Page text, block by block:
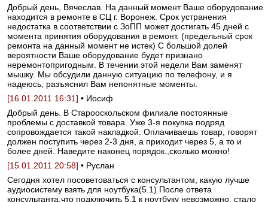
Добрый день, Вячеслав. На данный момент Ваше оборудование
находится в ремонте в СЦ г. Воронеж. Срок устранения
недостатка в соответствии с ЗоПП может достигать 45 дней с
момента принятия оборудования в ремонт. (предельный срок
ремонта на данный момент не истек) С большой долей
вероятности Ваше оборудование будет признано
неремонтопригодным. В течении этой недели Вам заменят
мышку. Мы обсудили данную ситуацию по телефону, и я
надеюсь, разъяснил Вам непонятные моменты.
[16.01.2011 16:31] • Иосиф
Добрый день. В Старооскольском филиале постоянные
проблемы с доставкой товара. Уже 3-я покупка подряд
сопровождается такой накладкой. Оплачиваешь товар, говорят
должен поступить через 2-3 дня, а приходит через 5, а то и
более дней. Наведите наконец порядок.,сколько можно!
[15.01.2011 20:58] • Руслан
Сегодня хотел посоветоваться с консультантом, какую лучше
аудиосистему взять для ноутбука(5.1) После ответа
консультанта,что подключить 5.1 к ноутбуку невозможно, стало